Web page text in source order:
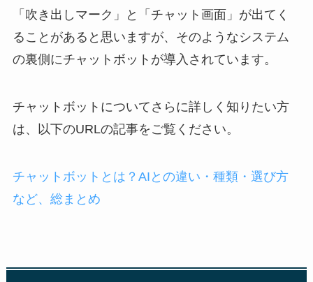
「吹き出しマーク」と「チャット画面」が出てく
ることがあると思いますが、そのようなシステム
の裏側にチャットボットが導入されています。
チャットボットについてさらに詳しく知りたい方
は、以下のURLの記事をご覧ください。
チャットボットとは？AIとの違い・種類・選び方
など、総まとめ